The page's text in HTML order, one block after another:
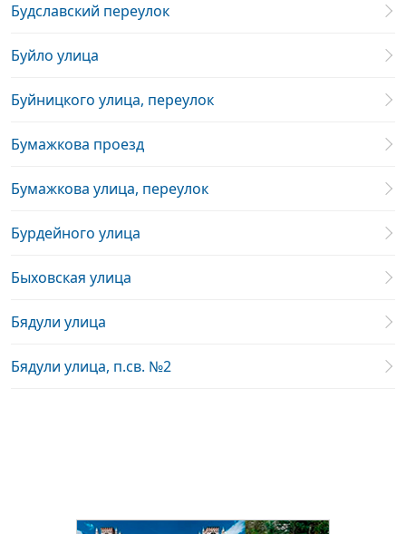
Будславский переулок
Буйло улица
Буйницкого улица, переулок
Бумажкова проезд
Бумажкова улица, переулок
Бурдейного улица
Быховская улица
Бядули улица
Бядули улица, п.св. №2